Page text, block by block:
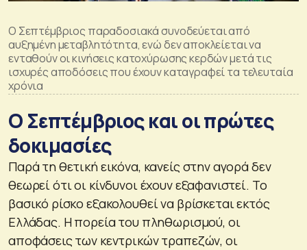
Ο Σεπτέμβριος παραδοσιακά συνοδεύεται από
αυξημένη μεταβλητότητα, ενώ δεν αποκλείεται να
ενταθούν οι κινήσεις κατοχύρωσης κερδών μετά τις
ισχυρές αποδόσεις που έχουν καταγραφεί τα τελευταία
χρόνια
Ο Σεπτέμβριος και οι πρώτες
δοκιμασίες
Παρά τη θετική εικόνα, κανείς στην αγορά δεν
θεωρεί ότι οι κίνδυνοι έχουν εξαφανιστεί. Το
βασικό ρίσκο εξακολουθεί να βρίσκεται εκτός
Ελλάδας. Η πορεία του πληθωρισμού, οι
αποφάσεις των κεντρικών τραπεζών, οι